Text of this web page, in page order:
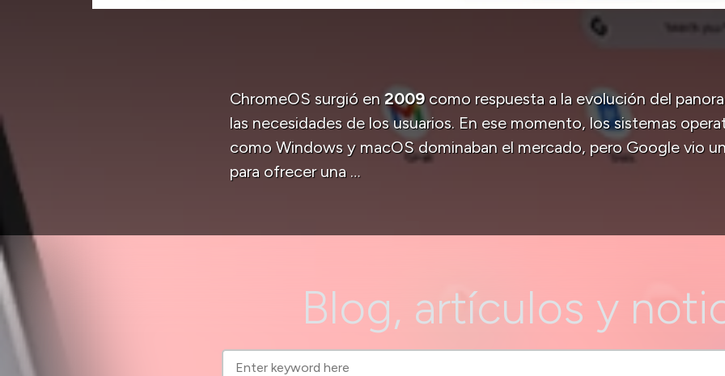
ChromeOS surgió en 2009como respuesta a la evolución del
las necesidades de los usuarios. En ese momento, los sistemas
como Windows y macOS dominaban el mercado, pero Google vio
para ofrecer una …
Blog, artículos y